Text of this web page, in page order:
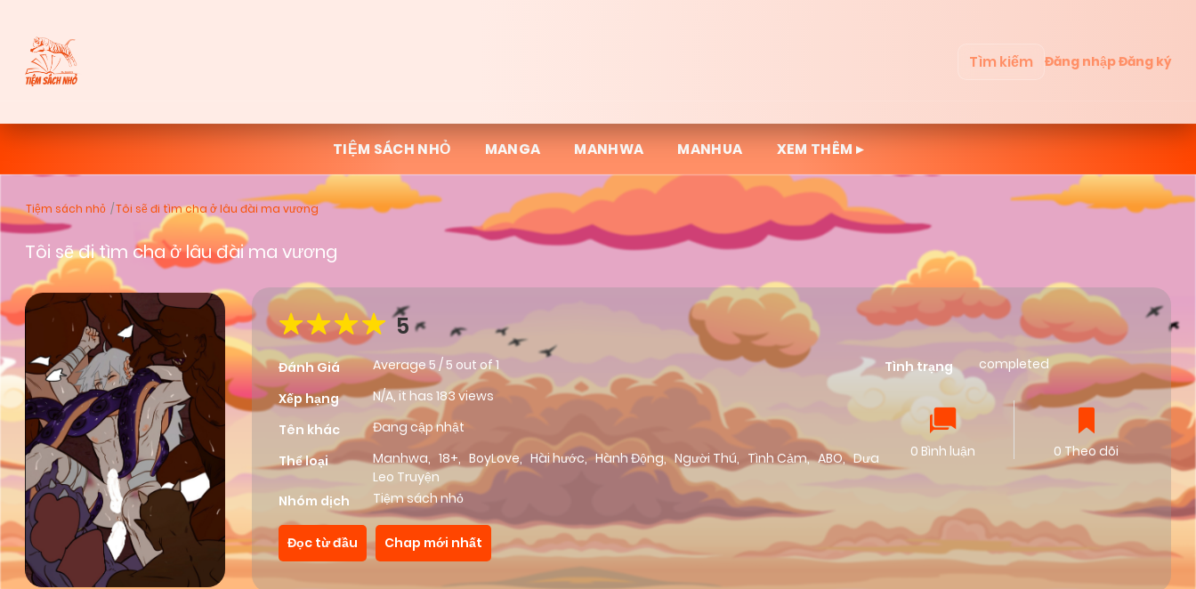
Tìm kiếm Đăng nhậpĐăng ký
TIỆM SÁCH NHỎ MANGA MANHWA MANHUA XEM THÊM ▸
Tiệm sách nhỏ Tôi sẽ đi tìm cha ở lâu đài ma vương
Tôi sẽ đi tìm cha ở lâu đài ma vương
5
Đánh Giá Average5 /5 out of1
Xếp hạng
N/A, it has 183 views
Tên khác
Đang cập nhật
Thể loại
Manhwa, 18+, BoyLove, Hài hước, Hành Động, Người Thú, Tình Cảm, ABO, Dưa
Leo Truyện
Nhóm dịch
Tiệm sách nhỏ
Tình trạng completed
0 Bình luận 0 Theo dõi
Đọc từ đầu Chap mới nhất